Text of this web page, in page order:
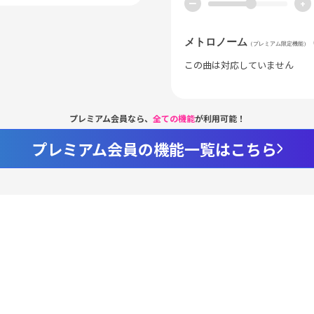
ー +
メトロノーム （プレミアム限定機能）
この曲は対応していません
プレミアム会員なら、 全ての機能が利用可能！
プレミアム会員の機能一覧はこちら